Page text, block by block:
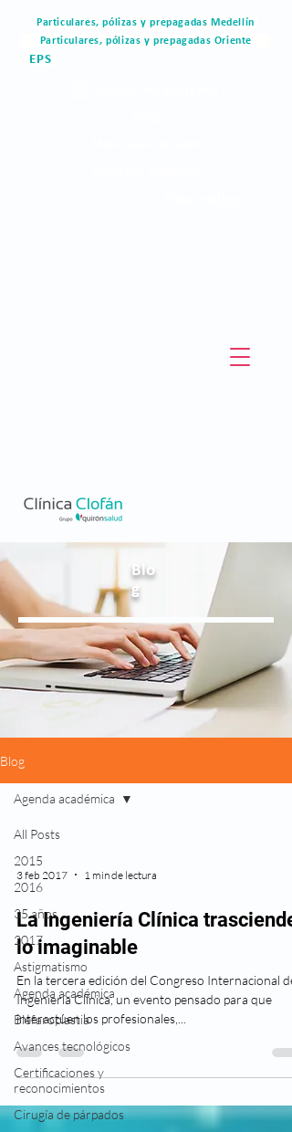
Particulares, pólizas y prepagadas Medellín
Particulares, pólizas y prepagadas Oriente
EPS
Blo
g
Blog
All Posts
2015
2016
35 años
2017
Astigmatismo
Agenda académica
Blefaroplastia
Avances tecnológicos
Certificaciones y
reconocimientos
Cirugía de párpados
Agenda académica
3 feb 2017 1 min de lectura
La Ingeniería Clínica trasciende
lo imaginable
En la tercera edición del Congreso Internacional de
Ingeniería Clínica, un evento pensado para que
interactúen los profesionales,...